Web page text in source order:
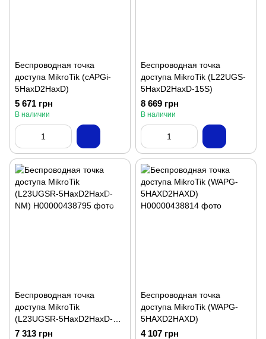
Беспроводная точка
доступа MikroTik (cAPGi-
5HaxD2HaxD)
5 671 грн
В наличии
Беспроводная точка
доступа MikroTik (L22UGS-
5HaxD2HaxD-15S)
8 669 грн
В наличии
Беспроводная точка
доступа MikroTik
(L23UGSR-5HaxD2HaxD-
NM)
7 313 грн
Беспроводная точка
доступа MikroTik (WAPG-
5HAXD2HAXD)
4 107 грн